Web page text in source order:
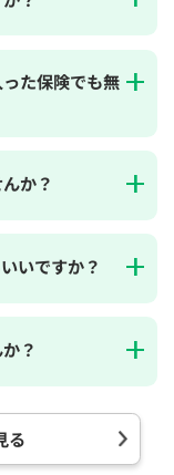
た保険でも無
か？
いですか？
？
る